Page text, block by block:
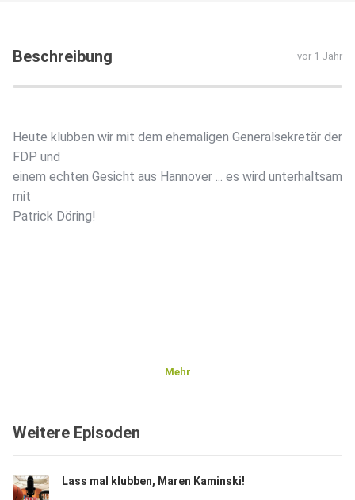
Beschreibung vor 1 Jahr
Heute klubben wir mit dem ehemaligen Generalsekretär der
FDP und
einem echten Gesicht aus Hannover ... es wird unterhaltsam
mit
Patrick Döring!
Mehr
Weitere Episoden
Lass mal klubben, Maren Kaminski!